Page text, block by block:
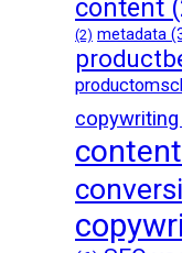
content
(2) metadata
content